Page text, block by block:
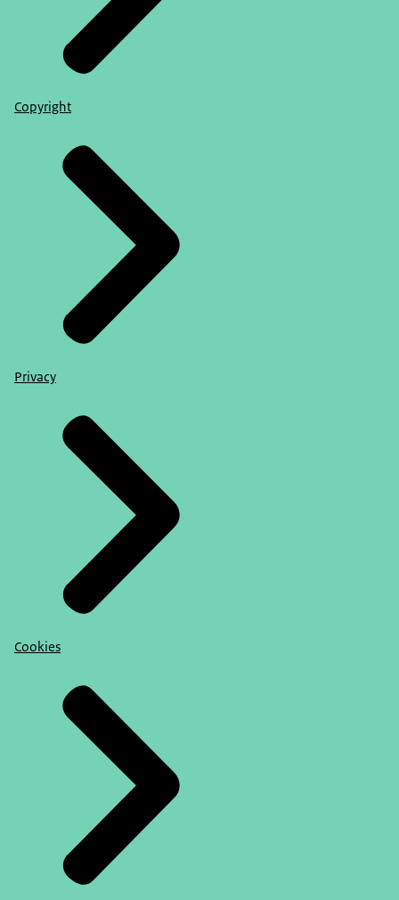
Copyright
Privacy
Cookies